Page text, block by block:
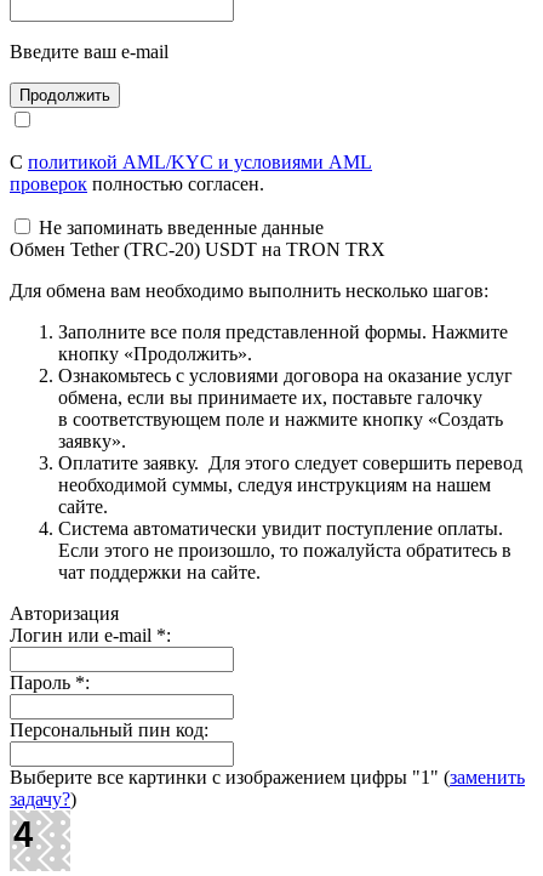
Введите ваш e-mail
С политикой AML/KYC и условиями AML
проверок полностью согласен.
Не запоминать введенные данные
Обмен Tether (TRC-20) USDT на TRON TRX
Для обмена вам необходимо выполнить несколько шагов:
Заполните все поля представленной формы. Нажмите
кнопку «Продолжить».
Ознакомьтесь с условиями договора на оказание услуг
обмена, если вы принимаете их, поставьте галочку
в соответствующем поле и нажмите кнопку «Создать
заявку».
Оплатите заявку. Для этого следует совершить перевод
необходимой суммы, следуя инструкциям на нашем
сайте.
Система автоматически увидит поступление оплаты.
Если этого не произошло, то пожалуйста обратитесь в
чат поддержки на сайте.
Авторизация
Логин или e-mail *:
Пароль *:
Персональный пин код:
Выберите все картинки с изображением цифры "1" (заменить
задачу?)